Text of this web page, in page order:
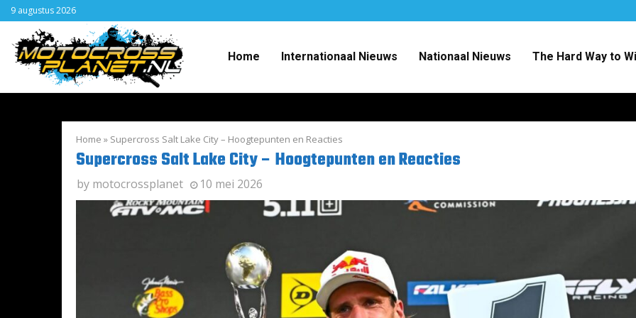
9 augustus 2026
Home Internationaal Nieuws Nationaal Nieuws The Hard Way to
Home » Supercross Salt Lake City – Hoogtepunten en Reacties
Supercross Salt Lake City – Hoogtepunten en Reacties
by motocrossplanet 10 mei 2026